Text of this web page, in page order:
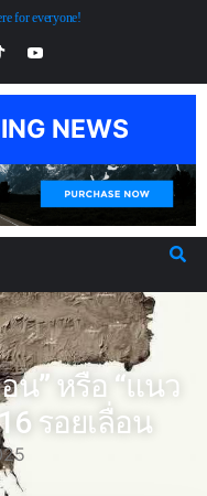
for everyone!
NEWS
น” หรือ “แนว
รอยเลื่อน